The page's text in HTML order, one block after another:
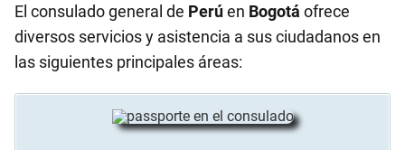
El consulado general de Perúen Bogotá ofrece
diversos servicios y asistencia a sus ciudadanos en
las siguientes principales áreas: